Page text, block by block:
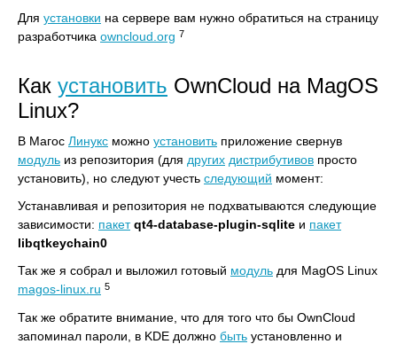
Для установки на сервере вам нужно обратиться на страницу
разработчика owncloud.org 7
Как установить OwnCloud на MagOS
Linux?
В Магос Линукс можно установить приложение свернув
модуль из репозитория (для других дистрибутивов просто
установить), но следуют учесть следующий момент:
Устанавливая и репозитория не подхватываются следующие
зависимости: пакет qt4-database-plugin-sqlite и пакет
libqtkeychain0
Так же я собрал и выложил готовый модуль для MagOS Linux
magos-linux.ru 5
Так же обратите внимание, что для того что бы OwnCloud
запоминал пароли, в KDE должно быть установленно и